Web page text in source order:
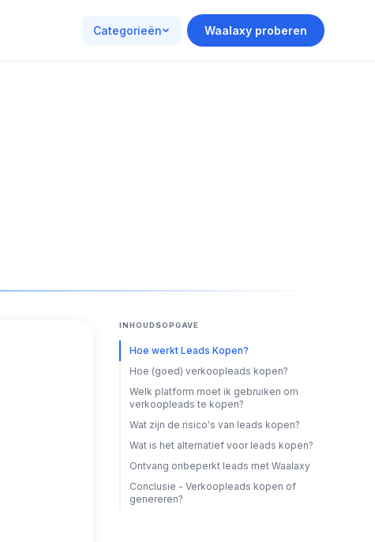
Categorieën Waalaxy proberen
INHOUDSOPGAVE
Hoe werkt Leads Kopen?
Hoe (goed) verkoopleads kopen?
Welk platform moet ik gebruiken om
verkoopleads te kopen?
Wat zijn de risico's van leads kopen?
Wat is het alternatief voor leads kopen?
Ontvang onbeperkt leads met Waalaxy
Conclusie - Verkoopleads kopen of
genereren?